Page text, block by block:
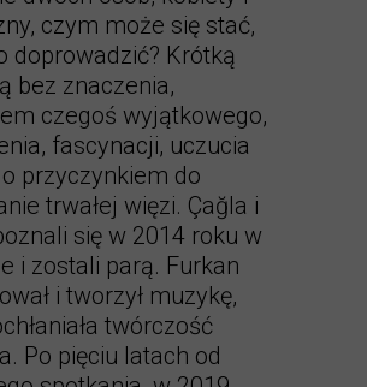
czym może się stać,
doprowadzić? Krótką
bez znaczenia,
czegoś wyjątkowego,
fascynacji, uczucia
przyczynkiem do
trwałej więzi. Çağla i
się w 2014 roku w
i zostali parą. Furkan
i tworzył muzykę,
twórczość
Po pięciu latach od